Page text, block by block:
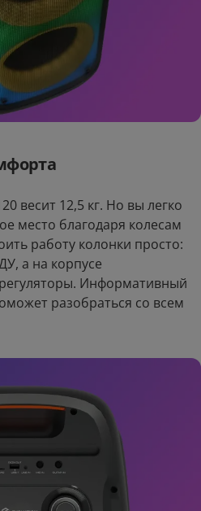
весит 12,5 кг. Но вы легко
место благодаря колесам
работу колонки просто:
а на корпусе
Информативный
разобраться со всем